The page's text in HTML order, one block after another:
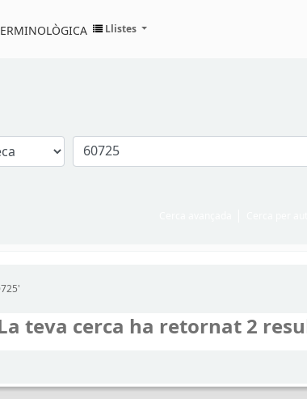
Llistes
teva cerca ha retornat 2